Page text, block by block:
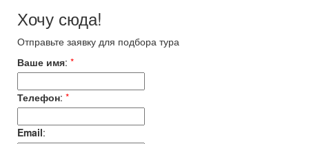
Хочу сюда!
Отправьте заявку для подбора тура
Ваше имя: *
Телефон: *
Email: